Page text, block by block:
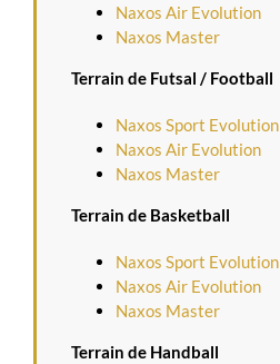
Naxos Air Evolution
Naxos Master
Terrain de Futsal / Football
Naxos Sport Evolution
Naxos Air Evolution
Naxos Master
Terrain de Basketball
Naxos Sport Evolution
Naxos Air Evolution
Naxos Master
Terrain de Handball